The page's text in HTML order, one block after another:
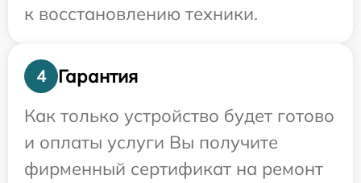
к восстановлению техники.
4
Гарантия
Как только устройство будет готово
и оплаты услуги Вы получите
фирменный сертификат на ремонт